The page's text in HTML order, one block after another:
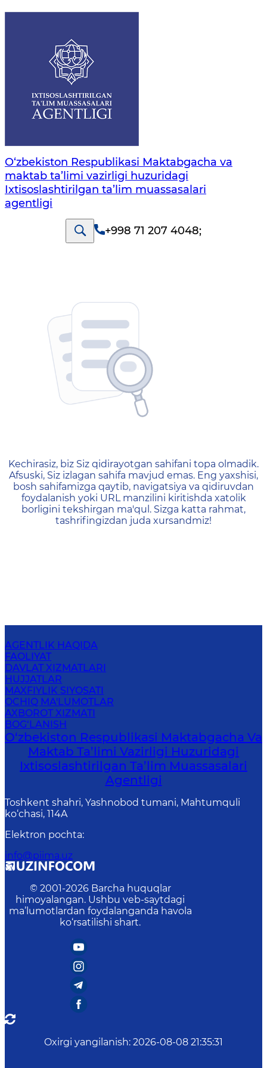
O‘zbekiston Respublikasi Maktabgacha va
maktab ta’limi vazirligi huzuridagi
Ixtisoslashtirilgan ta’lim muassasalari
agentligi
+998 71 207 4048;
404 — Страница не
Kechirasiz, biz Siz qidirayotgan sahifani topa olmadik.
Afsuski, Siz izlagan sahifa mavjud emas. Eng yaxshisi,
bosh sahifamizga qaytib, navigatsiya va qidiruvdan
foydalanish yoki URL manzilini kiritishda xatolik
borligini tekshirgan ma'qul. Sizga katta rahmat,
tashrifingizdan juda xursandmiz!
AGENTLIK HAQIDA
FAOLIYAT
DAVLAT XIZMATLARI
HUJJATLAR
MAXFIYLIK SIYOSATI
OCHIQ MA'LUMOTLAR
AXBOROT XIZMATI
BOG‘LANISH
O‘zbekiston Respublikasi Maktabgacha Va
Maktab Ta’limi Vazirligi Huzuridagi
Ixtisoslashtirilgan Ta’lim Muassasalari
Agentligi
Toshkent shahri, Yashnobod tumani, Mahtumquli
ko‘chasi, 114A
Elektron pochta:
info@piima.uz
© 2001-2026 Barcha huquqlar
himoyalangan. Ushbu veb-saytdagi
ma’lumotlardan foydalanganda havola
ko‘rsatilishi shart.
Oxirgi yangilanish: 2026-08-08 21:35:31